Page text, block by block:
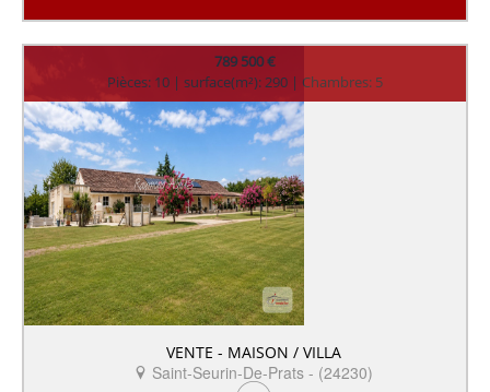
789 500 €
Pièces: 10 | surface(m²): 290 | Chambres: 5
VENTE - MAISON / VILLA
Saint-Seurin-De-Prats - (24230)